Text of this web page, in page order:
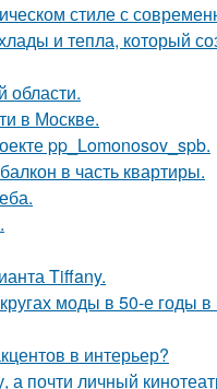
стиле с
и тепла, который
области.
в Москве.
pp_Lomonosov_spb.
в часть квартиры.
Tiffany.
моды в 50-е годы
в интерьер?
а почти личный